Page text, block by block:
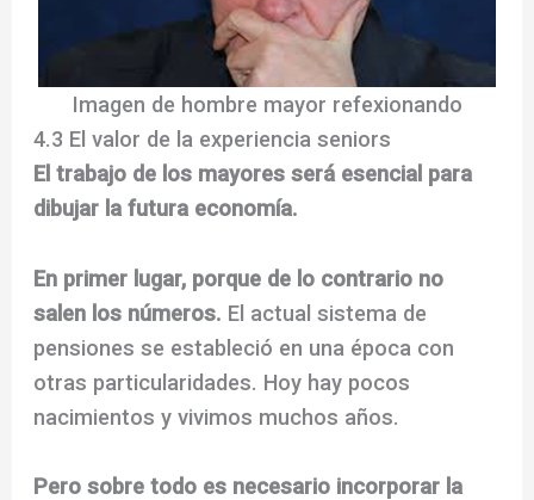
Imagen de hombre mayor refexionando
4.3 El valor de la experiencia seniors
El trabajo de los mayores será esencial para
dibujar la futura economía.
En primer lugar, porque de lo contrario no
salen los números. El actual sistema de
pensiones se estableció en una época con
otras particularidades. Hoy hay pocos
nacimientos y vivimos muchos años.
Pero sobre todo es necesario incorporar la